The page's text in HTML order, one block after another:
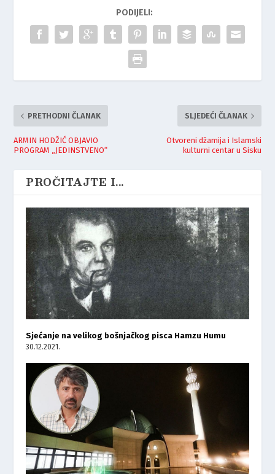
PODIJELI:
PRETHODNI ČLANAK
ARMIN HODŽIĆ OBJAVIO
PROGRAM „JEDINSTVENO“
SLJEDEĆI ČLANAK
Otvoreni džamija i Islamski
kulturni centar u Sisku
PROČITAJTE I...
Sjećanje na velikog bošnjačkog pisca Hamzu Humu
30.12.2021.